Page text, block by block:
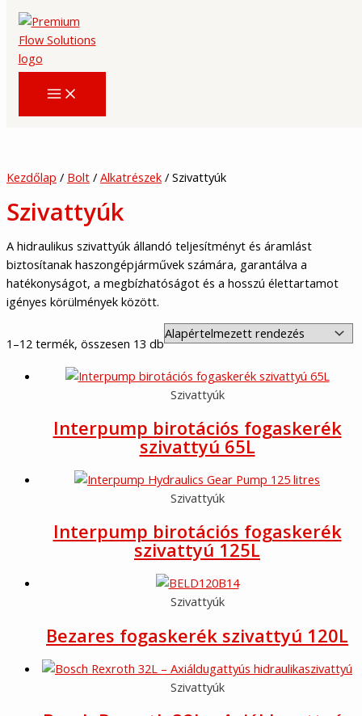
Skip
content
Kezdőlap / Bolt / Alkatrészek / Szivattyúk
Szivattyúk
A hidraulikus szivattyúk állandó teljesítményt és áramlást
biztosítanak haszongépjárművek számára, garantálva a
hatékonyságot, a megbízhatóságot és a hosszú élettartamot
igényes körülmények között.
1–12 termék, összesen 13 db
Szivattyúk
Interpump birotációs fogaskerék
szivattyú 65L
Szivattyúk
Interpump birotációs fogaskerék
szivattyú 125L
Szivattyúk
Bezares fogaskerék szivattyú 120L
Szivattyúk